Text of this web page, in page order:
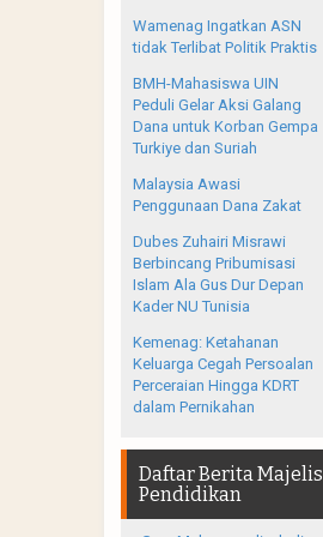
Wamenag Ingatkan ASN
tidak Terlibat Politik Praktis
BMH-Mahasiswa UIN
Peduli Gelar Aksi Galang
Dana untuk Korban Gempa
Turkiye dan Suriah
Malaysia Awasi
Penggunaan Dana Zakat
Dubes Zuhairi Misrawi
Berbincang Pribumisasi
Islam Ala Gus Dur Depan
Kader NU Tunisia
Kemenag: Ketahanan
Keluarga Cegah Persoalan
Perceraian Hingga KDRT
dalam Pernikahan
Daftar Berita Majelis
Pendidikan